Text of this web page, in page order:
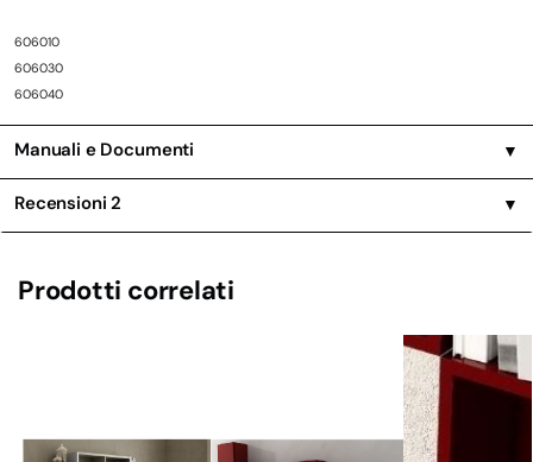
606010
606030
606040
Manuali e Documenti ▼
Recensioni2 ▼
Prodotti correlati